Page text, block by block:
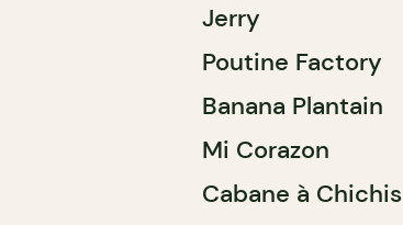
Jerry
Poutine Factory
Banana Plantain
Mi Corazon
Cabane à Chichis